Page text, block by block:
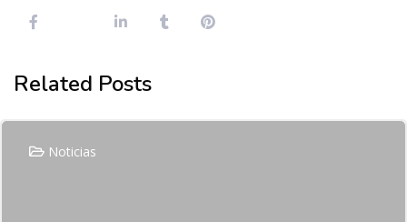
Related Posts
Noticias